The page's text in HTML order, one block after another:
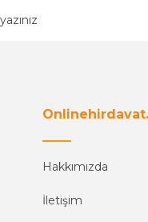
Hakkımızda
İletişim